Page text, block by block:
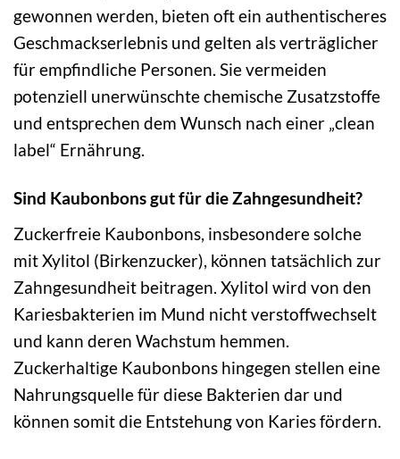
gewonnen werden, bieten oft ein authentischeres
Geschmackserlebnis und gelten als verträglicher
für empfindliche Personen. Sie vermeiden
potenziell unerwünschte chemische Zusatzstoffe
und entsprechen dem Wunsch nach einer „clean
label“ Ernährung.
Sind Kaubonbons gut für die Zahngesundheit?
Zuckerfreie Kaubonbons, insbesondere solche
mit Xylitol (Birkenzucker), können tatsächlich zur
Zahngesundheit beitragen. Xylitol wird von den
Kariesbakterien im Mund nicht verstoffwechselt
und kann deren Wachstum hemmen.
Zuckerhaltige Kaubonbons hingegen stellen eine
Nahrungsquelle für diese Bakterien dar und
können somit die Entstehung von Karies fördern.